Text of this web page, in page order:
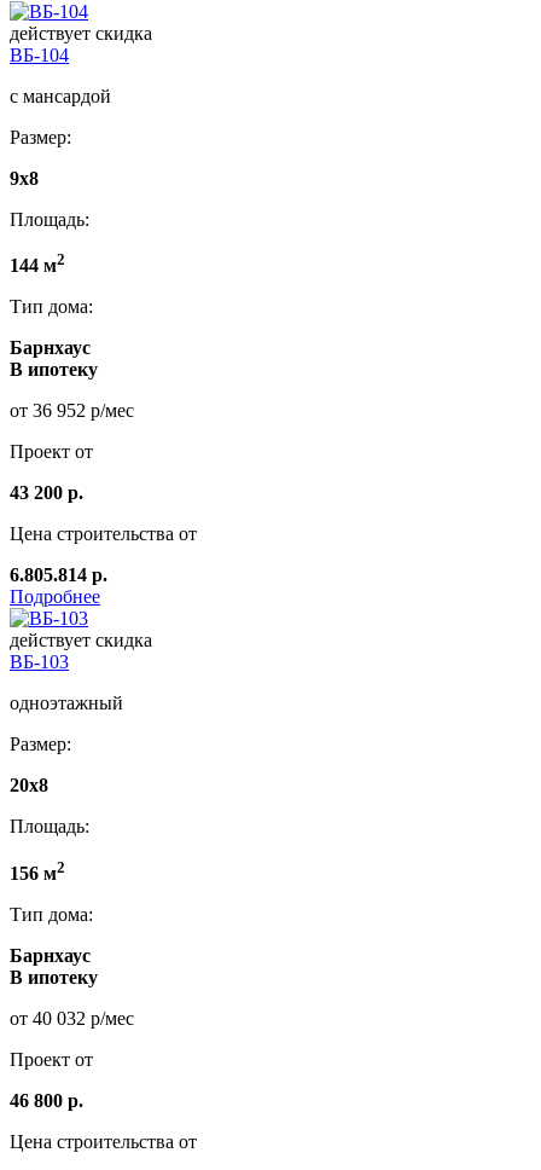
действует скидка
ВБ-104
с мансардой
Размер:
9х8
Площадь:
144 м2
Тип дома:
Барнхаус
В ипотеку
от 36 952 р/мес
Проект от
43 200 р.
Цена строительства от
6.805.814 р.
Подробнее
действует скидка
ВБ-103
одноэтажный
Размер:
20x8
Площадь:
156 м2
Тип дома:
Барнхаус
В ипотеку
от 40 032 р/мес
Проект от
46 800 р.
Цена строительства от